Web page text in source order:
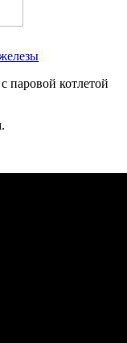
паровой котлетой